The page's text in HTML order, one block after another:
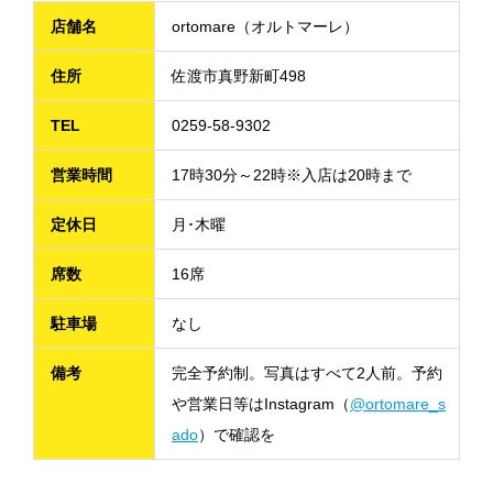
店舗名 ortomare（オルトマーレ）
住所 佐渡市真野新町498
TEL 0259-58-9302
営業時間 17時30分～22時※入店は20時まで
定休日 月･木曜
席数 16席
駐車場 なし
備考
完全予約制。写真はすべて2人前。予約
や営業日等はInstagram（@ortomare_s
ado）で確認を